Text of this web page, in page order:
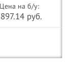
Цена на б/у:
руб.